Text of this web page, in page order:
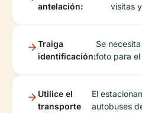
antelación:
visitas
Traiga
identificación:
Se
foto para
Utilice el
transporte
El
autobuses